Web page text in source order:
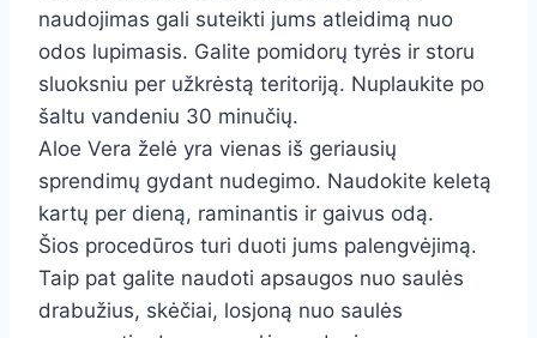
naudojimas gali suteikti jums atleidimą nuo
odos lupimasis. Galite pomidorų tyrės ir storu
sluoksniu per užkrėstą teritoriją. Nuplaukite po
šaltu vandeniu 30 minučių.
Aloe Vera želė yra vienas iš geriausių
sprendimų gydant nudegimo. Naudokite keletą
kartų per dieną, raminantis ir gaivus odą.
Šios procedūros turi duoti jums palengvėjimą.
Taip pat galite naudoti apsaugos nuo saulės
drabužius, skėčiai, losjoną nuo saulės